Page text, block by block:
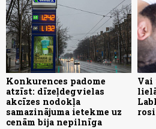
Konkurences padome
atzīst: dīzeļdegvielas
akcīzes nodokļa
samazinājuma ietekme uz
cenām bija nepilnīga
Vai